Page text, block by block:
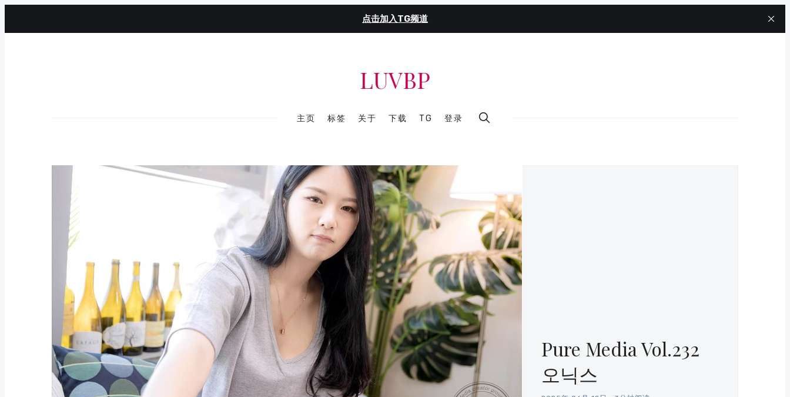
点击加入TG频道
LUVBP
主页 标签 关于 下载 TG 登录
Pure Media Vol.232
오닉스